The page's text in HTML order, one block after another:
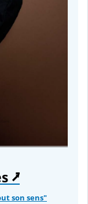
⭷
son sens"